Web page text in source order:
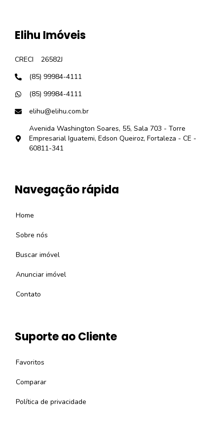
Elihu Imóveis
CRECI
26582J
(85) 99984-4111
(85) 99984-4111
elihu@elihu.com.br
Avenida Washington Soares, 55, Sala 703 - Torre
Empresarial Iguatemi, Edson Queiroz, Fortaleza - CE -
60811-341
Navegação rápida
Home
Sobre nós
Buscar imóvel
Anunciar imóvel
Contato
Suporte ao Cliente
Favoritos
Comparar
Política de privacidade